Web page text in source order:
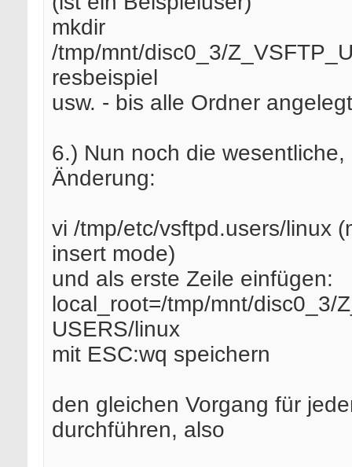
mkdir
/tmp/mnt/disc0_3/
resbeispiel
usw. - bis alle Ordner
6.) Nun noch die wesentliche,
Änderung:
vi /tmp/etc/vsftpd.users/linux
insert mode)
und als erste Zeile einfügen:
local_root=/tmp/mnt/disc0_3/
USERS/linux
mit ESC:wq speichern
den gleichen Vorgang für
durchführen, also